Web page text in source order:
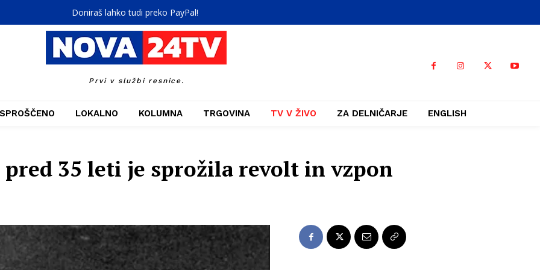
Doniraš lahko tudi preko PayPal!
Prvi v službi resnice.
SPROŠČENO LOKALNO KOLUMNA TRGOVINA TV V ŽIVO ZA DELNIČARJE ENGLISH
pred 35 leti je sprožila revolt in vzpon